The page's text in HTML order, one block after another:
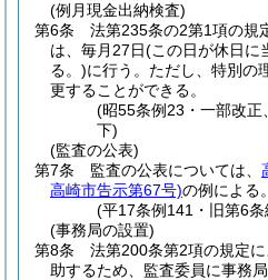
(例月現金出納検査)
第6条
法第235条の2第1項の規
は、毎月27日(この日が休日に
る。)に行う。 ただし、特別の
更することができる。
(昭55条例23・一部改
下)
(監査の公表)
第7条
監査の公表については、
高崎市告示第67号)の例による。
(平17条例141・旧第6条
(事務局の設置)
第8条
法第200条第2項の規定
助するため、監査委員に事務局